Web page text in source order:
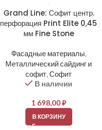
Grand Line: Софит центр.
перфорация Print Elite 0,45
мм Fine Stone
Фасадные материалы,
Металлический сайдинг и
софит,Софит
В наличии
1 698,00₽
В КОРЗИНУ